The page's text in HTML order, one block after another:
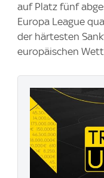
auf Platz fünf
Europa League
der härtesten
europäischen